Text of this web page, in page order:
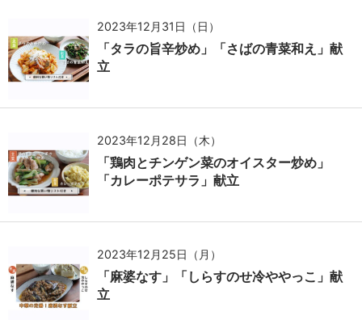
2023年12月31日（日）
「タラの旨辛炒め」「さばの青菜和え」献
立
2023年12月28日（木）
「鶏肉とチンゲン菜のオイスター炒め」
「カレーポテサラ」献立
2023年12月25日（月）
「麻婆なす」「しらすのせ冷ややっこ」献
立